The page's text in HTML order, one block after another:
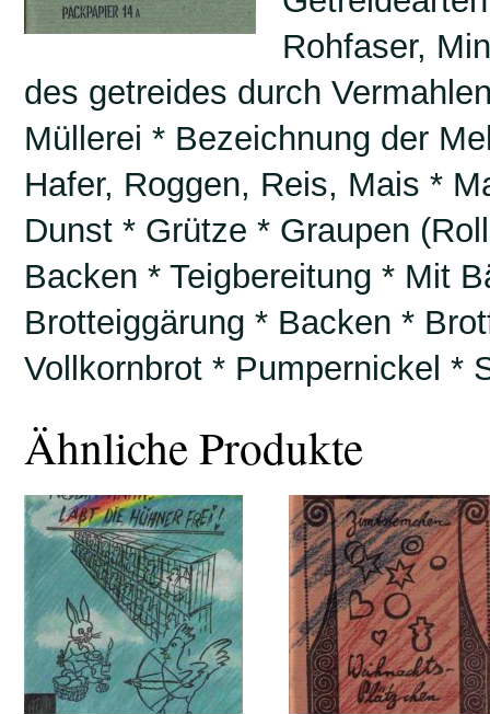
Rohfaser,
des getreides durch
Müllerei * Bezeichnung der
Hafer, Roggen, Reis, Mais *
Dunst * Grütze * Graupen
Backen * Teigbereitung * Mit
Brotteiggärung * Backen *
Vollkornbrot * Pumpernickel *
Ähnliche Produkte